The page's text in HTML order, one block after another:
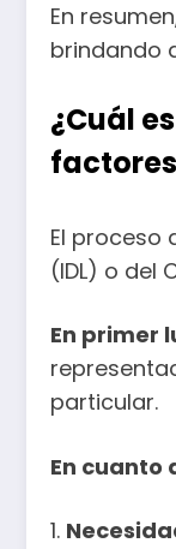
En
brindando
¿Cuál
El proceso
(IDL) o del
En primer
particular.
En cuanto
1.